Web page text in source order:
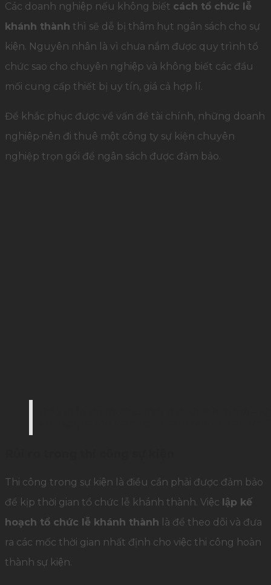
Các doanh nghiệp nếu không biết cách tổ chức lễ
khánh thành thì sẽ dễ bị thâm hụt ngân sách cho sự
kiện. Nguyên nhân là vì chưa nắm được quy trình tổ
chức sao cho chuyên nghiệp và không biết các đầu
mối cung cấp thiết bị uy tín, giá cả hợp lí.
Để khắc phục được về vấn đề tài chính, những doanh
nghiêp·nên đi thuê một công ty sự kiện chuyên
nghiệp trọn gói để ngân sách được đảm bảo.
Thi công trong sự kiện là điều cần phải được đảm bảo
để kịp thời gian tổ chức lễ khánh thành. Việc lập kế
hoạch tổ chức lễ khánh thành là để theo dõi và đưa
ra các mốc thời gian nhất định cho việc thi công hoàn
thành sự kiện.